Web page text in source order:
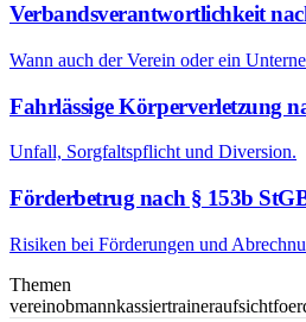
Verbandsverantwortlichkeit
Wann auch der Verein oder ein
Fahrlässige Körperverletzung
Unfall, Sorgfaltspflicht und Diversion.
Förderbetrug nach § 153b
Risiken bei Förderungen und
Themen
vereinobmannkassiertraineraufsicht